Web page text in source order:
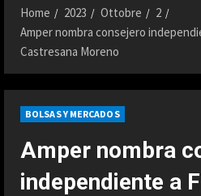
Home 2023 Ottobre
2
Amper nombra consejero
Castresana Moreno
BOLSAS Y MERCADOS
Amper nombra
independiente a